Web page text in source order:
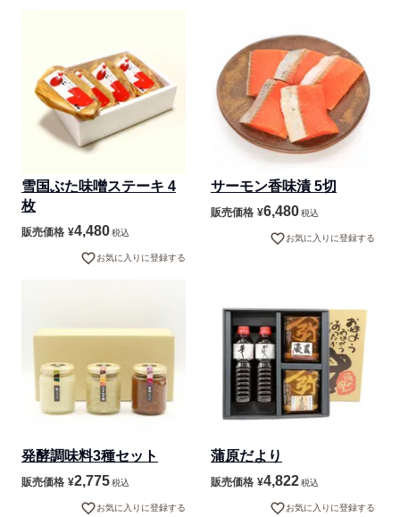
雪国ぶた味噌ステーキ 4
枚
販売価格 ¥4,480税込
お気に入りに登録する
サーモン香味漬 5切
販売価格 ¥6,480税込
お気に入りに登録する
発酵調味料3種セット
販売価格 ¥2,775税込
お気に入りに登録する
蒲原だより
販売価格 ¥4,822税込
お気に入りに登録する